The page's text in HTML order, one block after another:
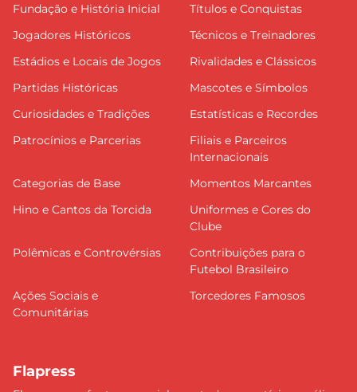
Fundação e História Inicial
Títulos e Conquistas
Jogadores Históricos
Técnicos e Treinadores
Estádios e Locais de Jogos
Rivalidades e Clássicos
Partidas Históricas
Mascotes e Símbolos
Curiosidades e Tradições
Estatísticas e Recordes
Patrocínios e Parcerias
Filiais e Parceiros
Internacionais
Categorias de Base
Momentos Marcantes
Hino e Cantos da Torcida
Uniformes e Cores do
Clube
Polêmicas e Controvérsias
Contribuições para o
Futebol Brasileiro
Ações Sociais e
Comunitárias
Torcedores Famosos
Flapress